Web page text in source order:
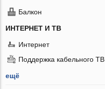
Балкон
ИНТЕРНЕТ И ТВ
Интернет
Поддержка кабельного ТВ
ещё